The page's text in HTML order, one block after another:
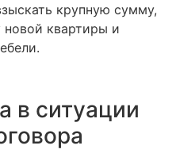
крупную сумму,
новой квартиры и
в ситуации